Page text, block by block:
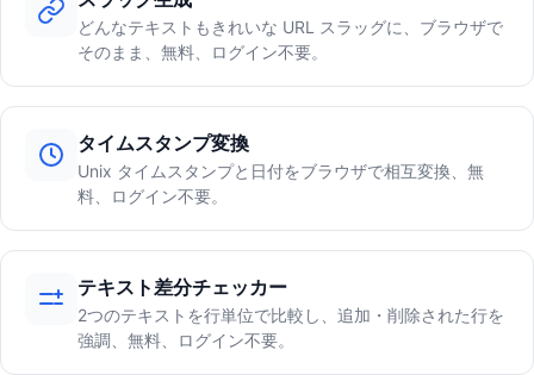
どんなテキストもきれいな URL スラッグに、ブラウザで
そのまま、無料、ログイン不要。
タイムスタンプ変換
Unix タイムスタンプと日付をブラウザで相互変換、無
料、ログイン不要。
テキスト差分チェッカー
2つのテキストを行単位で比較し、追加・削除された行を
強調、無料、ログイン不要。